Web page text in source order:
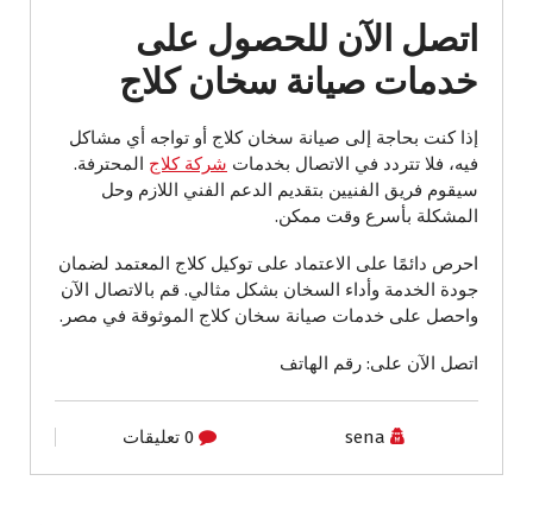
اتصل الآن للحصول على
خدمات صيانة سخان كلاج
إذا كنت بحاجة إلى صيانة سخان كلاج أو تواجه أي مشاكل
فيه، فلا تتردد في الاتصال بخدمات شركة كلاج المحترفة.
سيقوم فريق الفنيين بتقديم الدعم الفني اللازم وحل
المشكلة بأسرع وقت ممكن.
احرص دائمًا على الاعتماد على توكيل كلاج المعتمد لضمان
جودة الخدمة وأداء السخان بشكل مثالي. قم بالاتصال الآن
واحصل على خدمات صيانة سخان كلاج الموثوقة في مصر.
اتصل الآن على: رقم الهاتف
sena 0 تعليقات